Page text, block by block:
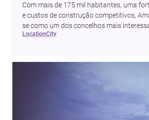
Com mais de 175 mil habitantes, uma
e custos de construção competitivos,
se como um dos concelhos mais
Metropolitana de Lisboa para quem quer
location city